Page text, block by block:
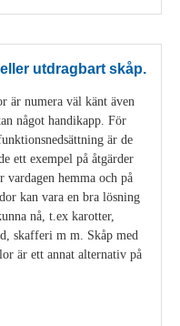
utdragbart skåp.
är numera väl känt även
något handikapp. För
är de
ett exempel på åtgärder
vardagen hemma och på
kan vara en bra lösning
nå, t.ex karotter,
skafferi m m. Skåp med
är ett annat alternativ på